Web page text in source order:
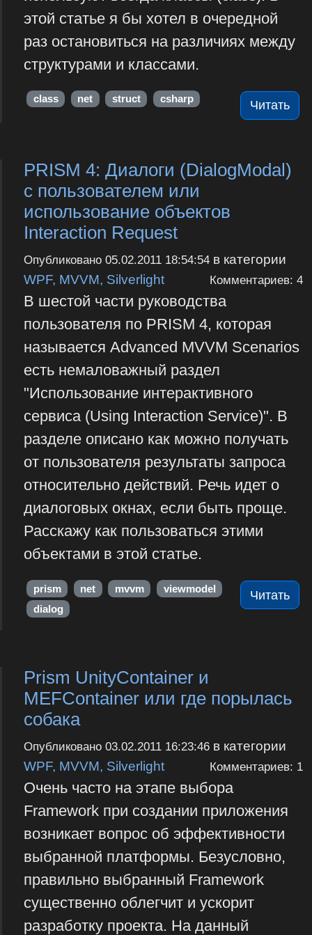
этой статье я бы хотел в очередной
раз остановиться на различиях между
структурами и классами.
Читать
class net struct csharp
PRISM 4: Диалоги (DialogModal)
с пользователем или
использование объектов
Interaction Request
Опубликовано 05.02.2011 18:54:54в категории
WPF, MVVM, Silverlight
Комментариев: 4
В шестой части руководства
пользователя по PRISM 4, которая
называется Advanced MVVM Scenarios
есть немаловажный раздел
"Использование интерактивного
сервиса (Using Interaction Service)". В
разделе описано как можно получать
от пользователя результаты запроса
относительно действий. Речь идет о
диалоговых окнах, если быть проще.
Расскажу как пользоваться этими
объектами в этой статье.
Читать
prism net mvvm
viewmodel
dialog
Prism UnityContainer и
MEFContainer или где порылась
собака
Опубликовано 03.02.2011 16:23:46в категории
WPF, MVVM, Silverlight
Комментариев: 1
Очень часто на этапе выбора
Framework при создании приложения
возникает вопрос об эффективности
выбранной платформы. Безусловно,
правильно выбранный Framework
существенно облегчит и ускорит
разработку проекта. На данный